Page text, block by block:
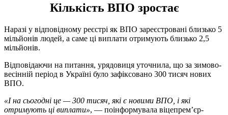
Кількість ВПО зростає
Наразі у відповідному реєстрі як ВПО зареєстровані близько 5
мільйонів людей, а саме ці виплати отримують близько 2,5
мільйонів.
Відповідаючи на питання, урядовиця уточнила, що за зимово-
весінній період в Україні було зафіксовано 300 тисяч нових
ВПО.
«І на сьогодні це — 300 тисяч, які є новими ВПО, і які
отримують ці виплати», — поінформувала віцепрем’єр-